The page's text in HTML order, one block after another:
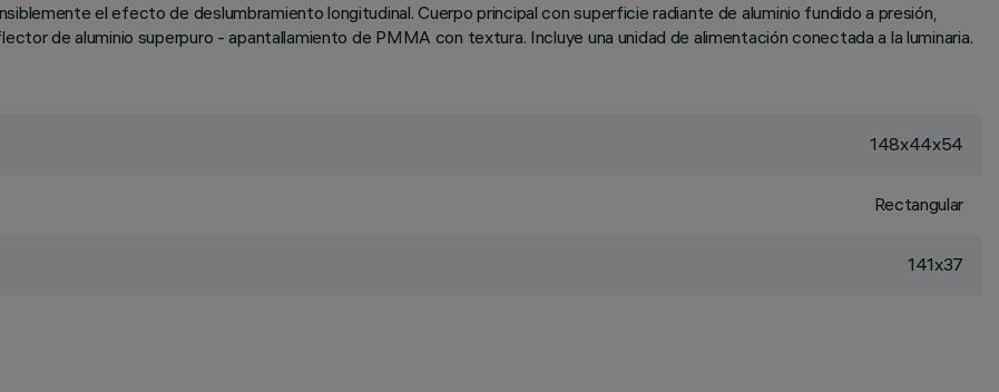
el efecto de deslumbramiento longitudinal. Cuerpo principal con superficie radiante de aluminio fundido a presión,
de aluminio superpuro - apantallamiento de PMMA con textura. Incluye una unidad de alimentación conectada a la luminaria.
148x44x54
Rectangular
141x37